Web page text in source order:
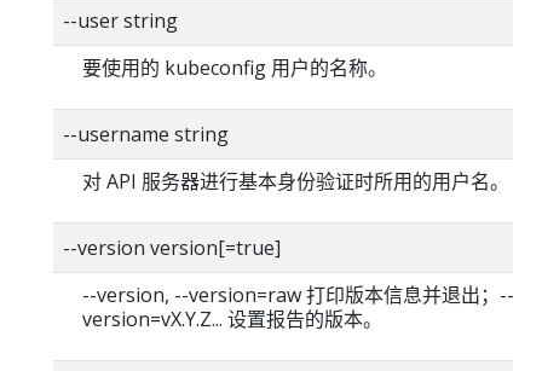
--user string
要使用的 kubeconfig 用户的名称。
--username string
对 API 服务器进行基本身份验证时所用的用户名。
--version version[=true]
--version, --version=raw 打印版本信息并退出；--
version=vX.Y.Z... 设置报告的版本。